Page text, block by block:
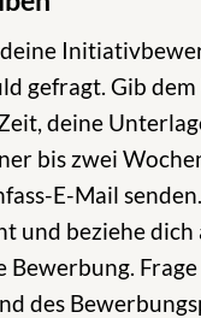
gefragt. Gib
deine
bis zwei
E-Mail
und beziehe dich
Bewerbung.
des